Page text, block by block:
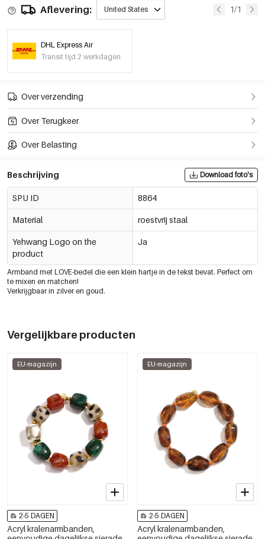
Aflevering: United States 1/1
DHL Express Air
Transit tijd 2 werkdagen
Over verzending
Over Terugkeer
Over Belasting
Beschrijving Download foto's
SPU ID 8864
Material roestvrij staal
Yehwang Logo on the
product
Ja
Armband met LOVE-bedel die een klein hartje in de tekst bevat. Perfect om
te mixen en matchen!
Verkrijgbaar in zilver en goud.
Vergelijkbare producten
EU-magazijn
2-5 DAGEN
Acryl kralenarmbanden,
EU-magazijn
2-5 DAGEN
Acryl kralenarmbanden,